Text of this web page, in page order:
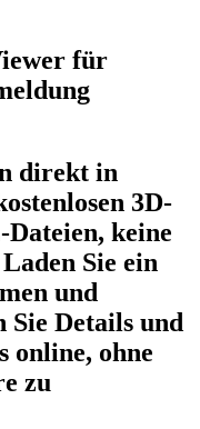
für
direkt in
3D-
keine
Sie ein
und
Sie Details und
online, ohne
zu